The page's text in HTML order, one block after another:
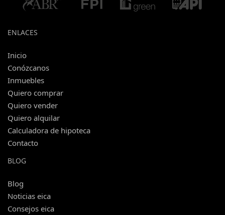
ENLACES
Inicio
Conózcanos
Inmuebles
Quiero comprar
Quiero vender
Quiero alquilar
Calculadora de hipoteca
Contacto
BLOG
Blog
Noticias eica
Consejos eica